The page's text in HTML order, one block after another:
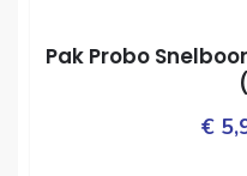
Pak Probo
€